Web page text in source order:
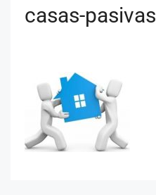
casas-pasivas